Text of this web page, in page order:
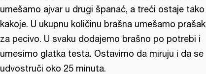
umešamo ajvar u drugi španać, a treći ostaje tako
kakoje. U ukupnu količinu brašna umešamo prašak
za pecivo. U svaku dodajemo brašno po potrebi i
umesimo glatka testa. Ostavimo da miruju i da se
udvostruči oko 25 minuta.